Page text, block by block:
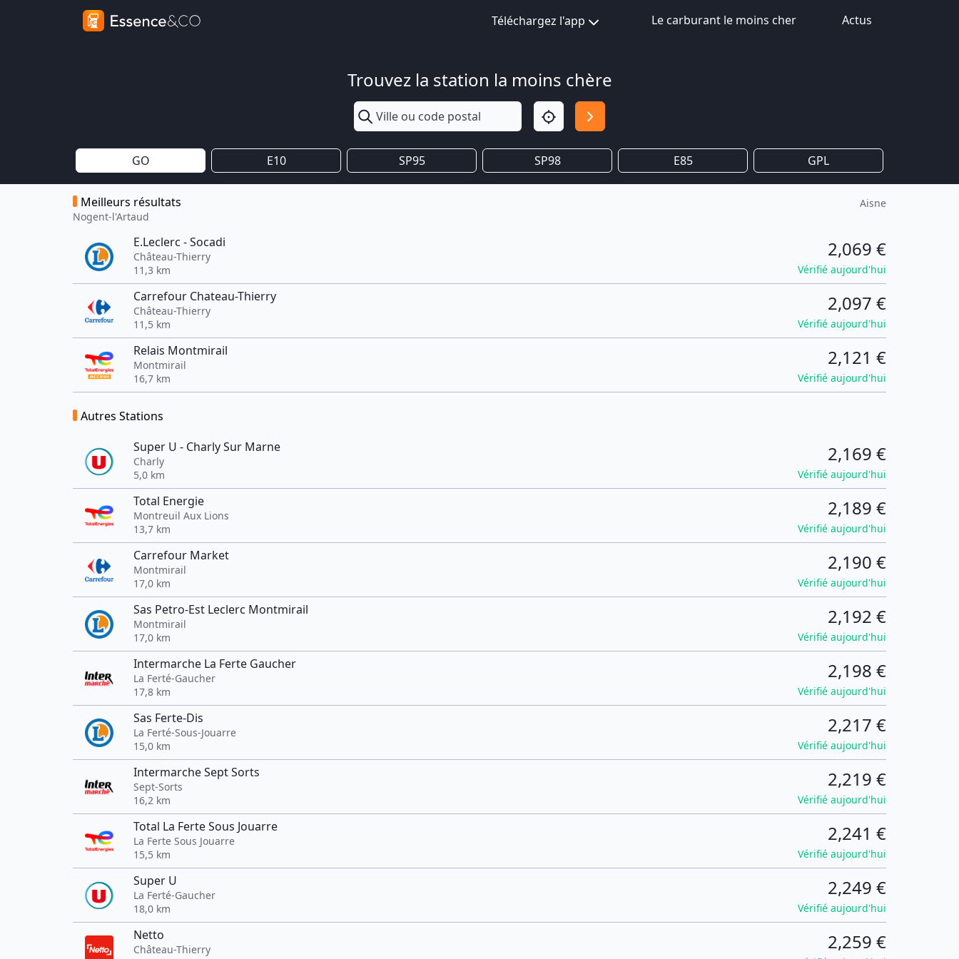
Téléchargez l'app Le carburant le moins cher Actus
Trouvez la station la moins chère
GO E10 SP95 SP98 E85 GPL
Meilleurs résultats
Nogent-l'Artaud
Aisne
E.Leclerc - Socadi
Château-Thierry
11,3 km
2,069 €
Vérifié aujourd'hui
Carrefour Chateau-Thierry
Château-Thierry
11,5 km
2,097 €
Vérifié aujourd'hui
Relais Montmirail
Montmirail
16,7 km
2,121 €
Vérifié aujourd'hui
Autres Stations
Super U - Charly Sur Marne
Charly
5,0 km
2,169 €
Vérifié aujourd'hui
Total Energie
Montreuil Aux Lions
13,7 km
2,189 €
Vérifié aujourd'hui
Carrefour Market
Montmirail
17,0 km
2,190 €
Vérifié aujourd'hui
Sas Petro-Est Leclerc Montmirail
Montmirail
17,0 km
2,192 €
Vérifié aujourd'hui
Intermarche La Ferte Gaucher
La Ferté-Gaucher
17,8 km
2,198 €
Vérifié aujourd'hui
Sas Ferte-Dis
La Ferté-Sous-Jouarre
15,0 km
2,217 €
Vérifié aujourd'hui
Intermarche Sept Sorts
Sept-Sorts
16,2 km
2,219 €
Vérifié aujourd'hui
Total La Ferte Sous Jouarre
La Ferte Sous Jouarre
15,5 km
2,241 €
Vérifié aujourd'hui
Super U
La Ferté-Gaucher
18,0 km
2,249 €
Vérifié aujourd'hui
Netto
Château-Thierry
2,259 €